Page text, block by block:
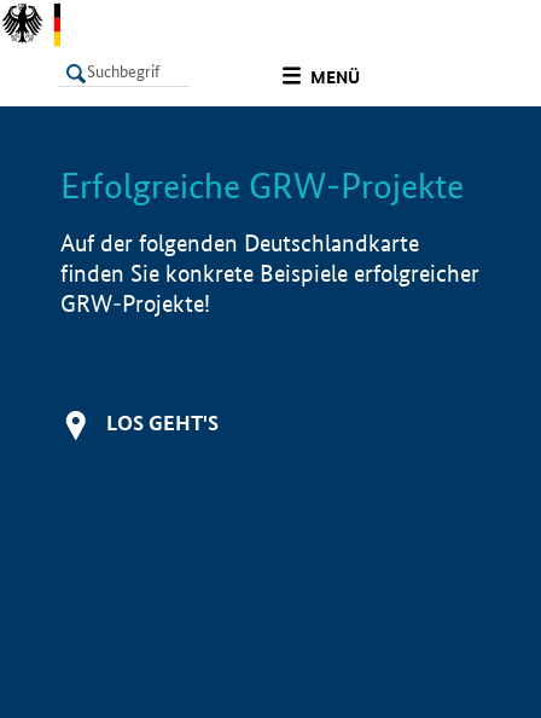
MENÜ
LISTE Info
Erfolgreiche GRW-Projekte
Auf der folgenden Deutschlandkarte
finden Sie konkrete Beispiele erfolgreicher
GRW-Projekte!
LOS GEHT'S